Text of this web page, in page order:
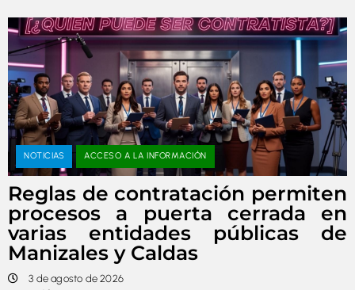
NOTICIAS ACCESO A LA INFORMACIÓN
Reglas de contratación permiten
procesos a puerta cerrada en
varias entidades públicas de
Manizales y Caldas
3 de agosto de 2026